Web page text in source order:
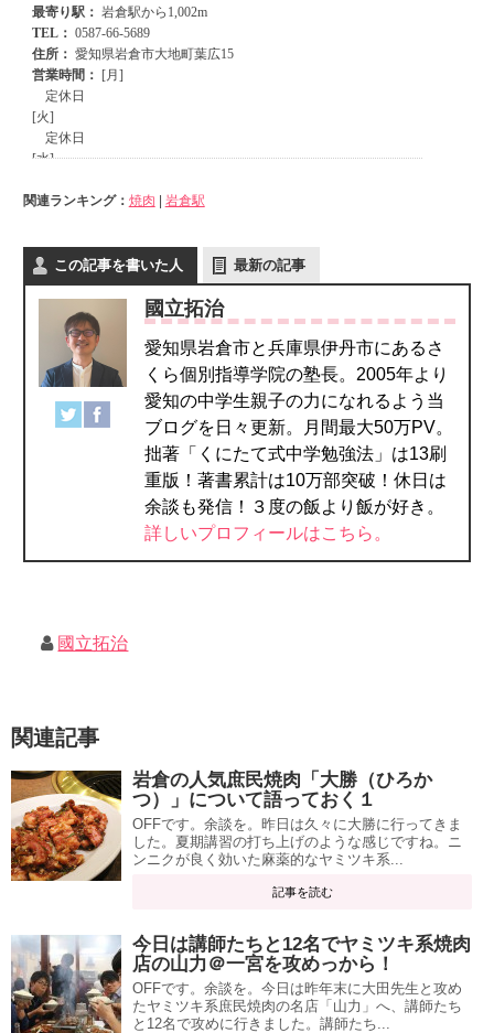
関連ランキング： 焼肉 | 岩倉駅
この記事を書いた人 最新の記事
國立拓治
愛知県岩倉市と兵庫県伊丹市にあるさ
くら個別指導学院の塾長。2005年より
愛知の中学生親子の力になれるよう当
ブログを日々更新。月間最大50万PV。
拙著「くにたて式中学勉強法」は13刷
重版！著書累計は10万部突破！休日は
余談も発信！３度の飯より飯が好き。
詳しいプロフィールはこちら。
國立拓治
関連記事
岩倉の人気庶民焼肉「大勝（ひろか
つ）」について語っておく１
OFFです。余談を。昨日は久々に大勝に行ってきま
した。夏期講習の打ち上げのような感じですね。ニ
ンニクが良く効いた麻薬的なヤミツキ系...
記事を読む
今日は講師たちと12名でヤミツキ系焼肉
店の山力＠一宮を攻めっから！
OFFです。余談を。今日は昨年末に大田先生と攻め
たヤミツキ系庶民焼肉の名店「山力」へ、講師たち
と12名で攻めに行きました。講師たち...